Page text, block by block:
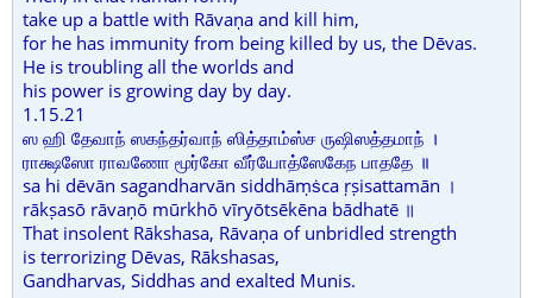
take up a battle with Rāvaṇa and kill him,
for he has immunity from being killed by us, the Dēvas.
He is troubling all the worlds and
his power is growing day by day.
1.15.21
ஸ ஹி தேவாந் ஸகந்தர்வாந் ஸித்தாம்ஸ்ச ருஷிஸத்தமாந் ।
ராக்ஷஸோ ராவணோ மூர்கோ வீர்யோத்ஸேகேந பாததே ॥
sa hi dēvān sagandharvān siddhāṃṡca ṛṣisattamān ।
rākṣasō rāvaṇō mūrkhō vīryōtsēkēna bādhatē ॥
That insolent Rākshasa, Rāvaṇa of unbridled strength
is terrorizing Dēvas, Rākshasas,
Gandharvas, Siddhas and exalted Munis.